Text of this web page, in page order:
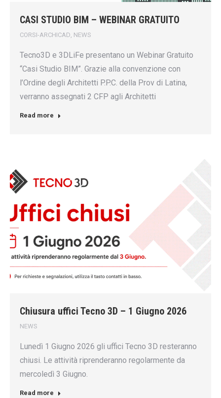
CASI STUDIO BIM – WEBINAR GRATUITO
CORSI-ARCHICAD NEWS
Tecno3D e 3DLiFe presentano un Webinar Gratuito
“Casi Studio BIM”. Grazie alla convenzione con
l’Ordine degli Architetti P.P.C. della Prov di Latina,
verranno assegnati 2 CFP agli Architetti
Read more
Chiusura uffici Tecno 3D – 1 Giugno 2026
NEWS
Lunedì 1 Giugno 2026 gli uffici Tecno 3D resteranno
chiusi. Le attività riprenderanno regolarmente da
mercoledì 3 Giugno.
Read more